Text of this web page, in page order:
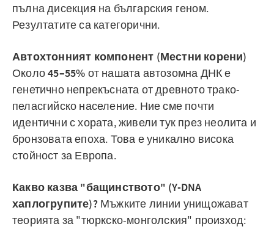
пълна дисекция на българския геном.
Резултатите са категорични.
Автохтонният компонент (Местни корени)
Около45–55% от нашата автозомна ДНК е
генетично непрекъсната от древното трако-
пеласгийско население. Ние сме почти
идентични с хората, живели тук през неолита и
бронзовата епоха. Това е уникално висока
стойност за Европа.
Какво казва "бащинството" (Y-DNA
хаплогрупите)?Мъжките линии унищожават
теорията за "тюркско-монголския" произход: